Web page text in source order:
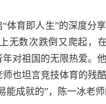
体育即人生”的深度分
无数次跌倒又爬起，
对祖国的无限热爱。
也坦言竞技体育的
能成就的”，陈一冰老